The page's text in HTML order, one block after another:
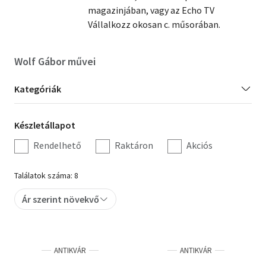
magazinjában, vagy az Echo TV
Vállalkozz okosan c. műsorában.
Wolf Gábor művei
Kategória
szűrés
Kategóriák
Készletállapot
szűrés
Készletállapot
Rendelhető
Raktáron Akciós
Találatok száma: 8
Ár szerint növekvő
ANTIKVÁR ANTIKVÁR